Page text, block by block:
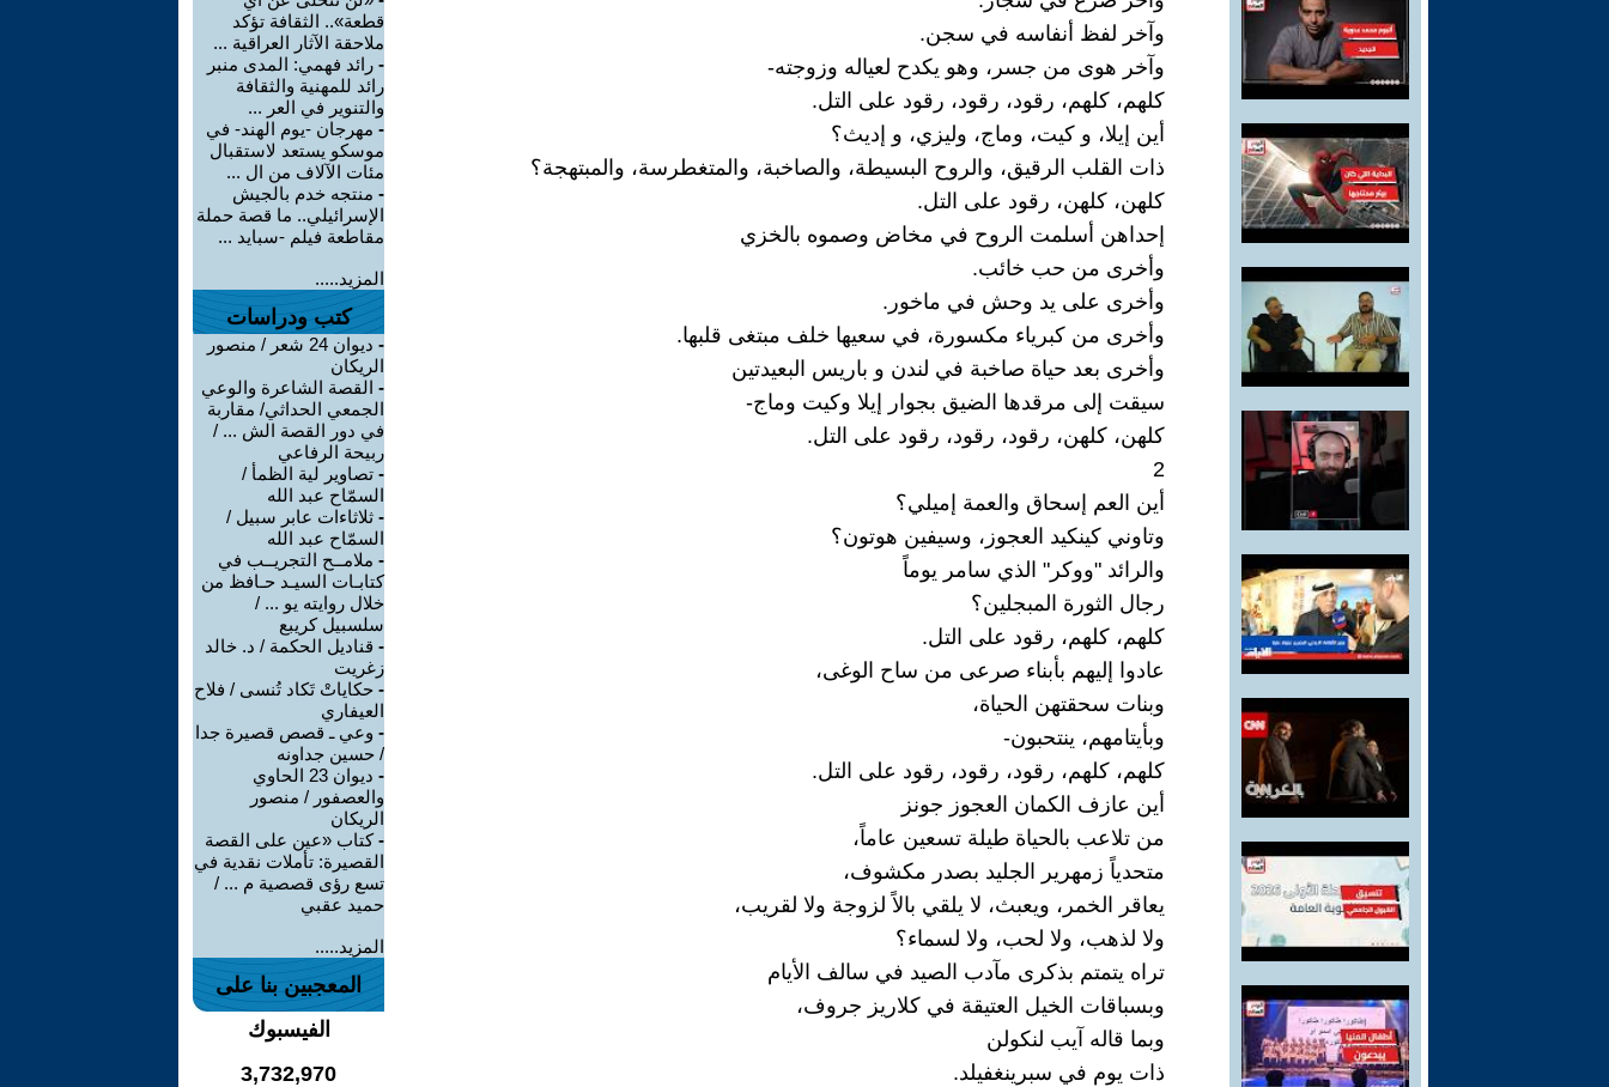
وآخر لفظ أنفاسه في سجن.
وآخر هوى من جسر، وهو يكدح لعياله وزوجته-
كلهم، كلهم، رقود، رقود، رقود على التل.
أين إيلا، و كيت، وماج، وليزي، و إديث؟
ذات القلب الرقيق، والروح البسيطة، والصاخبة، والمتغطرسة، والمبتهجة؟
كلهن، كلهن، رقود على التل.
إحداهن أسلمت الروح في مخاض وصموه بالخزي
وأخرى من حب خائب.
وأخرى على يد وحش في ماخور.
وأخرى من كبرياء مكسورة، في سعيها خلف مبتغى قلبها.
وأخرى بعد حياة صاخبة في لندن و باريس البعيدتين
سيقت إلى مرقدها الضيق بجوار إيلا وكيت وماج-
كلهن، كلهن، رقود، رقود، رقود على التل.
2
أين العم إسحاق والعمة إميلي؟
وتاوني كينكيد العجوز، وسيفين هوتون؟
والرائد "ووكر" الذي سامر يوماً
رجال الثورة المبجلين؟
كلهم، كلهم، رقود على التل.
عادوا إليهم بأبناء صرعى من ساح الوغى،
وبنات سحقتهن الحياة،
وبأيتامهم، ينتحبون-
كلهم، كلهم، رقود، رقود، رقود على التل.
أين عازف الكمان العجوز جونز
من تلاعب بالحياة طيلة تسعين عاماً،
متحدياً زمهرير الجليد بصدر مكشوف،
يعاقر الخمر، ويعبث، لا يلقي بالاً لزوجة ولا لقريب،
ولا لذهب، ولا لحب، ولا لسماء؟
تراه يتمتم بذكرى مآدب الصيد في سالف الأيام
وبسباقات الخيل العتيقة في كلاريز جروف،
وبما قاله آيب لنكولن
ذات يوم في سبرينغفيلد.
قطعة».. الثقافة تؤكد
ملاحقة الآثار العراقية ...
- رائد فهمي: المدى منبر
رائد للمهنية والثقافة
والتنوير في العر ...
- مهرجان -يوم الهند- في
موسكو يستعد لاستقبال
مئات الآلاف من ال ...
- منتجه خدم بالجيش
الإسرائيلي.. ما قصة حملة
مقاطعة فيلم -سبايد ...
المزيد.....
كتب ودراسات
-
ديوان 24 شعر / منصور
الريكان
- القصة الشاعرة والوعي
الجمعي الحداثي/ مقاربة
في دور القصة الش ... /
ربيحة الرفاعي
- تصاوير لية الظمأ /
السمّاح عبد الله
- ثلاثاءات عابر سبيل /
السمّاح عبد الله
- ملامــح التجريــب في
كتابـات السيـد حـافظ من
خلال روايته يو ... /
سلسبيل كريبع
- قناديل الحكمة / د. خالد
زغريت
- حكاياتْ تَكاد تُنسى / فلاح
العيفاري
- وعي ـ قصص قصيرة جدا
/ حسين جداونه
-
ديوان 23 الحاوي
والعصفور / منصور
الريكان
-كتاب «عين على القصة
القصيرة: تأملات نقدية في
تسع رؤى قصصية م ... /
حميد عقبي
المزيد.....
المعجبين بنا على
الفيسبوك
3,732,970